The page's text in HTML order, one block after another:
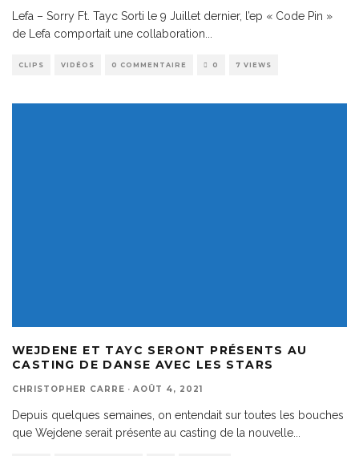
Lefa – Sorry Ft. Tayc Sorti le 9 Juillet dernier, l’ep « Code Pin »
de Lefa comportait une collaboration
CLIPS VIDÉOS 0 COMMENTAIRE 0 7 VIEWS
WEJDENE ET TAYC SERONT PRÉSENTS AU
CASTING DE DANSE AVEC LES STARS
CHRISTOPHER CARRE · AOÛT 4, 2021
Depuis quelques semaines, on entendait sur toutes les bouches
que Wejdene serait présente au casting de la nouvelle